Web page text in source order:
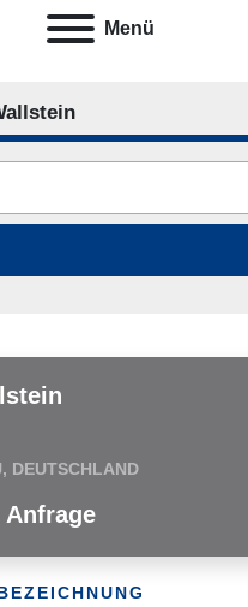
Menü
Sortieren nach
DEUTSCHLAND
Anfrage